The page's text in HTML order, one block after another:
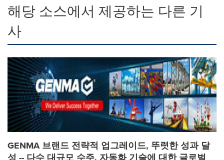
해당 소스에서 제공하는 다른 기
사
GENMA 브랜드 전략적 업그레이드, 뚜렷한 성과 달
성 -- 다수 대규모 수주, 자동화 기술에 대한 글로벌